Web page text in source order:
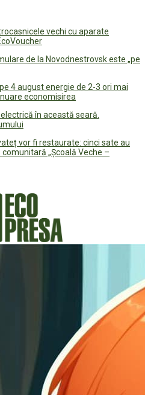
vechi cu aparate
de la Novodnestrovsk este „pe
4 august energie de 2-3 ori mai
economisirea
în această seară.
vor fi restaurate: cinci sate au
„Școală Veche –